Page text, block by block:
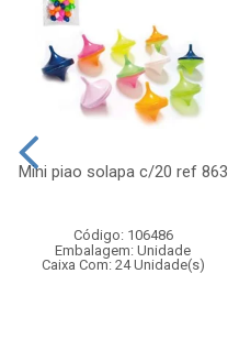
Mini piao solapa c/20 ref 863
Código: 106486
Embalagem: Unidade
Caixa Com: 24 Unidade(s)